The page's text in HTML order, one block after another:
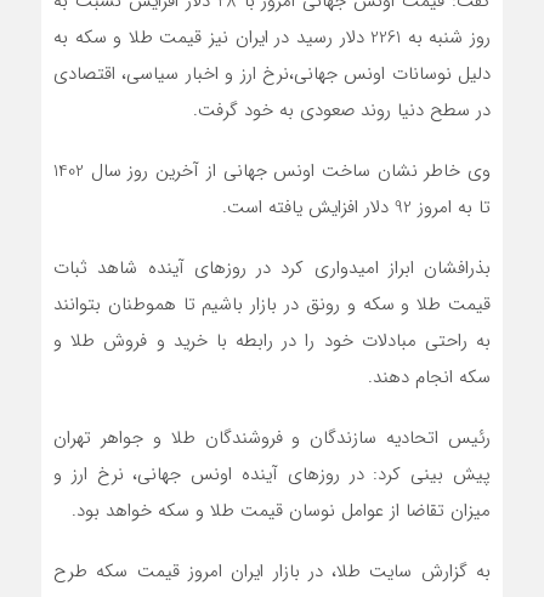
روز شنبه به 2261 دلار رسید در ایران نیز قیمت طلا و سکه به
دلیل نوسانات اونس جهانی،نرخ ارز و اخبار سیاسی، اقتصادی
در سطح دنیا روند صعودی به خود گرفت.
وی خاطر نشان ساخت اونس جهانی از آخرین روز سال 1402
تا به امروز 92 دلار افزایش یافته است.
بذرافشان ابراز امیدواری کرد در روزهای آینده شاهد ثبات
قیمت طلا و سکه و رونق در بازار باشیم تا هموطنان بتوانند
به راحتی مبادلات خود را در رابطه با خرید و فروش طلا و
سکه انجام دهند.
رئیس اتحادیه سازندگان و فروشندگان طلا و جواهر تهران
پیش بینی کرد: در روزهای آینده اونس جهانی، نرخ ارز و
میزان تقاضا از عوامل نوسان قیمت طلا و سکه خواهد بود.
به گزارش سایت طلا، در بازار ایران امروز قیمت سکه طرح